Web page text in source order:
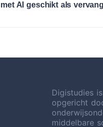
AI geschikt als
Digistudies
opgericht
middelbare